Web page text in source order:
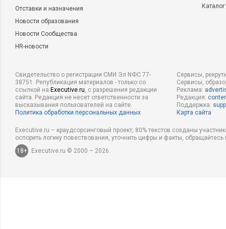
Отставки и назначения
Новости образования
Новости Сообщества
HR-новости
Свидетельство о регистрации СМИ Эл NФС 77-
38751. Републикация материалов - только со
ссылкой на Executive.ru, с разрешения редакции
сайта. Редакция не несет ответственности за
высказывания пользователей на сайте.
Политика обработки персональных данных
Сервисы,
Сервисы,
Реклама:
Редакция:
Поддержка:
Карта сайта
Executive.ru – краудсорсинговый проект, 80% текстов созданы
оспорить логику повествования, уточнить цифры и факты,
18+
Executive.ru © 2000 – 2026.